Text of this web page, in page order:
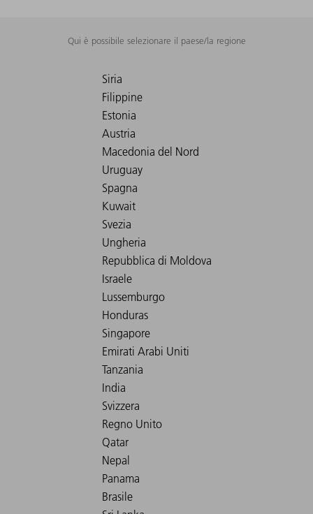
Qui è possibile selezionare il paese/la regione